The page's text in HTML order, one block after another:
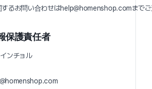
るお問い合わせはhelp@homenshop.comまで
保護責任者
ンチョル